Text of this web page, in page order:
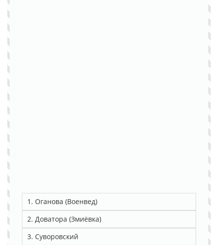
1. Оганова (Военвед)
2. Доватора (Змиёвка)
3. Суворовский